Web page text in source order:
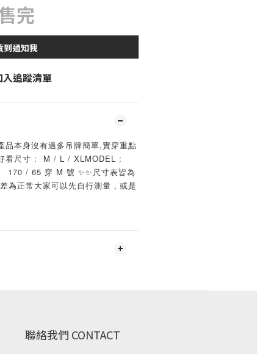
完
到通知我
入追蹤清單
品本身沒有過多吊牌簡單,實穿重點
看尺寸 :  M / L / XLMODEL :
/ 65 穿 M 號 ✨✨尺寸表皆為
為正常大家可以先自行測量，或是
聯絡我們 CONTACT